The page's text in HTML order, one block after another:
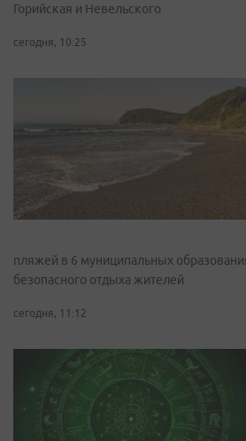
Горийская и Невельского
сегодня, 10:25
пляжей в 6 муниципальных
безопасного отдыха жителей
сегодня, 11:12